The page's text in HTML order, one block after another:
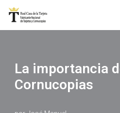
La importancia
Cornucopias